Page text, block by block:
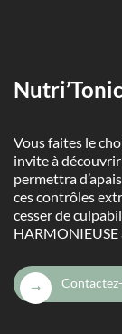
Vous faites le
invite à
permettra
ces contrôles
cesser de